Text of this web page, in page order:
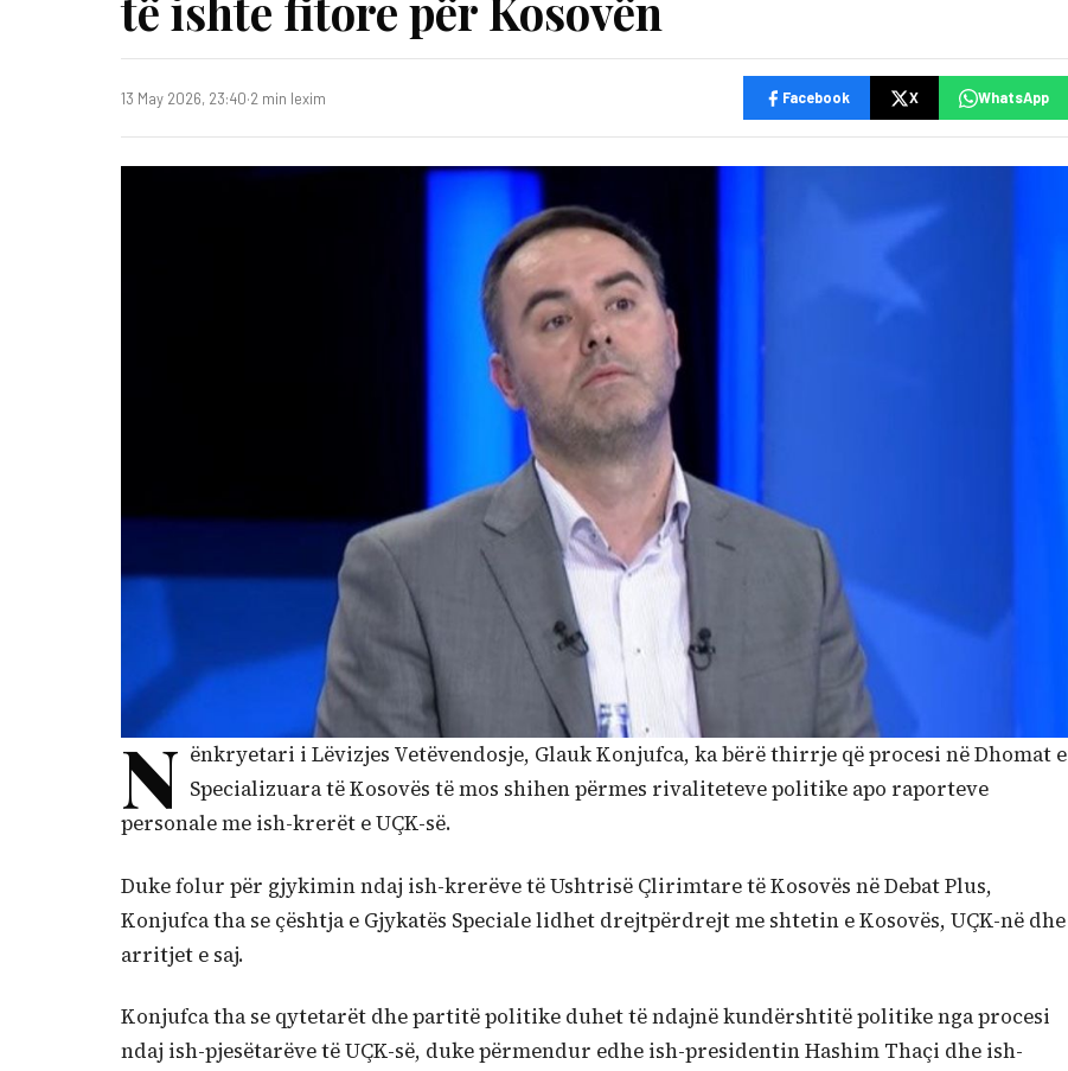
13 May 2026, 23:40·2 min lexim Facebook X WhatsApp
N ënkryetari i Lëvizjes Vetëvendosje, Glauk Konjufca, ka bërë thirrje që procesi në Dhomat e
Specializuara të Kosovës të mos shihen përmes rivaliteteve politike apo raporteve
personale me ish-krerët e UÇK-së.
Duke folur për gjykimin ndaj ish-krerëve të Ushtrisë Çlirimtare të Kosovës në Debat Plus,
Konjufca tha se çështja e Gjykatës Speciale lidhet drejtpërdrejt me shtetin e Kosovës, UÇK-në dhe
arritjet e saj.
Konjufca tha se qytetarët dhe partitë politike duhet të ndajnë kundërshtitë politike nga procesi
ndaj ish-pjesëtarëve të UÇK-së, duke përmendur edhe ish-presidentin Hashim Thaçi dhe ish-